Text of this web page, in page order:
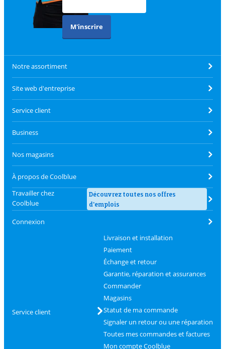
M'inscrire
Notre assortiment
Site web d'entreprise
Service client
Business
Nos magasins
À propos de Coolblue
Travailler chez
Coolblue
Découvrez toutes nos offres
d'emplois
Connexion
Service client
Livraison et installation
Paiement
Échange et retour
Garantie, réparation et assurances
Commander
Magasins
Statut de ma commande
Signaler un retour ou une réparation
Toutes mes commandes et factures
Mon compte Coolblue